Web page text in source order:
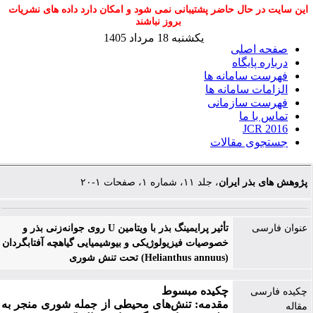
این سایت در حال حاضر پشتیبانی نمی شود و امکان دارد داده های نشریات
بروز نباشند
صفحه اصلی
درباره پایگاه
فهرست سامانه ها
الزامات سامانه ها
فهرست سازمانی
تماس با ما
JCR 2016
جستجوی مقالات
یکشنبه 18 مرداد 1405
پژوهش های بذر ایران ، جلد ۱۱، شماره ۱، صفحات ۱-۲۰
عنوان فارسی
تأثیر پرایمینگ بذر با ویتامین U روی جوانه‌زنی بذر و
خصوصیات فیزیولوژیکی و بیوشیمیایی گیاهچه آفتابگردان
چکیده فارسی
مقاله
چکیدهمبسوط
مقدمه: تنش‌های محیطی از جمله شوری منجر به